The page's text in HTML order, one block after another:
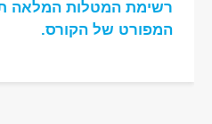
רשימת המטלות המלאה
המפורט של הקורס.